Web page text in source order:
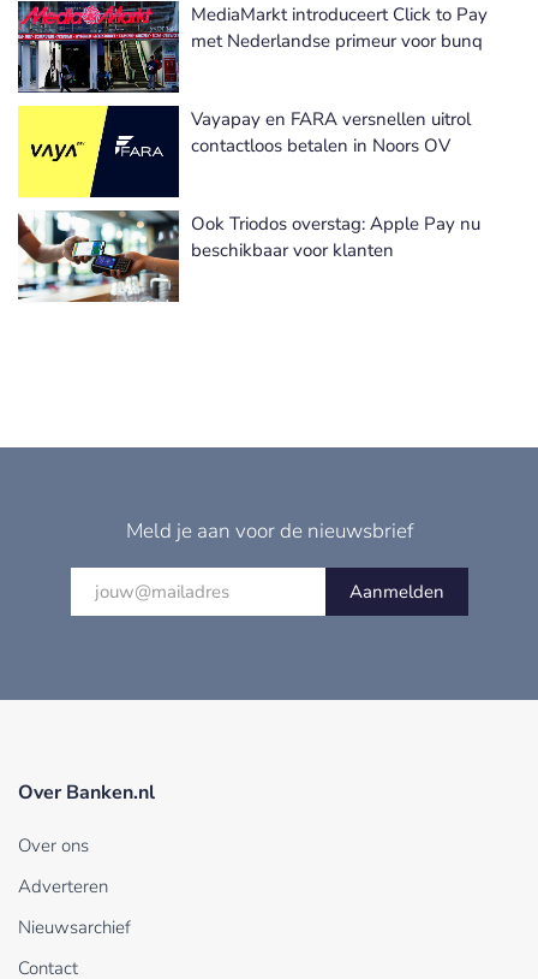
Meer Contactloos betalen nieuws
MediaMarkt introduceert Click to Pay
met Nederlandse primeur voor bunq
Vayapay en FARA versnellen uitrol
contactloos betalen in Noors OV
Ook Triodos overstag: Apple Pay nu
beschikbaar voor klanten
Meld je aan voor de nieuwsbrief
Aanmelden
Over Banken.nl
Over ons
Adverteren
Nieuwsarchief
Contact